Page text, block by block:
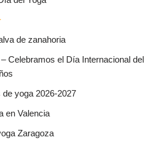
de zanahoria
Celebramos el Día Internacional del
yoga 2026-2027
en Valencia
Zaragoza